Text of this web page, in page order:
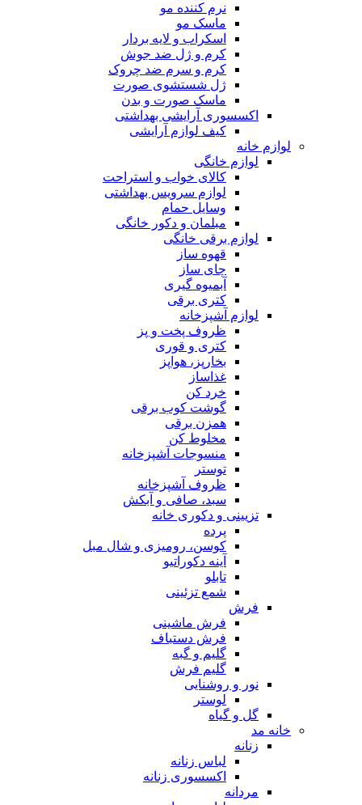
نرم کننده مو
ماسک مو
اسکراب و لایه بردار
کرم و ژل ضد جوش
کرم و سرم ضد چروک
ژل شستشوی صورت
ماسک صورت و بدن
اکسسوری آرایشی بهداشتی
کیف لوازم آرایشی
لوازم خانه
لوازم خانگی
کالای خواب و استراحت
لوازم سرویس بهداشتی
وسایل حمام
مبلمان و دکور خانگی
لوازم برقی خانگی
قهوه ساز
چای ساز
آبمیوه گیری
کتری برقی
لوازم آشپزخانه
ظروف پخت و پز
کتری و قوری
بخارپز، هواپز
غذاساز
خرد کن
گوشت کوب برقی
همزن برقی
مخلوط کن
منسوجات آشپزخانه
توستر
ظروف آشپزخانه
سبد، صافی و آبکش
تزیینی و دکوری خانه
پرده
کوسن، رومیزی و شال مبل
آینه دکوراتیو
تابلو
شمع تزئینی
فرش
فرش ماشینی
فرش دستباف
گلیم و گبه
گلیم فرش
نور و روشنایی
لوستر
گل و گیاه
خانه مد
زنانه
لباس زنانه
اکسسوری زنانه
مردانه